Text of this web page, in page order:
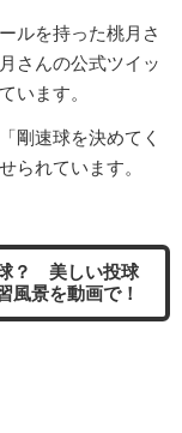
ルを持った桃月さ
さんの公式ツイッ
います。
剛速球を決めてく
られています。
？ 美しい投球
景を動画で！